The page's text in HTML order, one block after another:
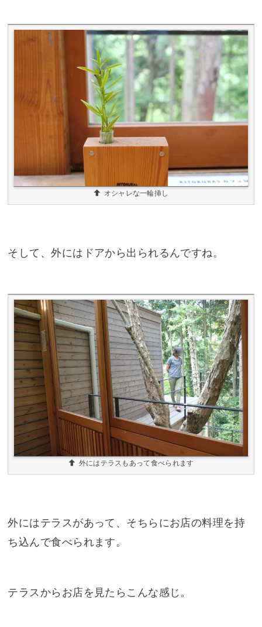
オシャレな一輪挿し
そして、外にはドアから出られるんですね。
外にはテラスもあって食べられます
外にはテラスがあって、そちらにお店の料理を持
ち込んで食べられます。
テラスからお店を見たらこんな感じ。